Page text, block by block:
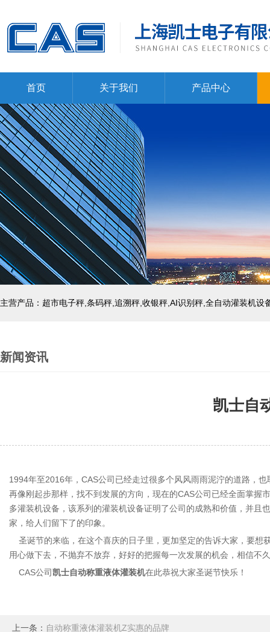
首页 关于我们 产品中心
主营产品：超市电子秤,条码秤,追溯秤,收银秤,AI识别秤,全自动灌装机设
新闻资讯
凯士自
1994年至2016年，CAS公司已经走过很多个风风雨雨泥泞的道路，
再像刚起步那样，找不到发展的方向，现在的CAS公司已经全面掌握
多灌装机设备，该系列的灌装机设备证明了公司的成熟和价值，并
家，给人们留下了的印象。
圣诞节的来临，在这个喜庆的日子里，更加坚定的告诉大家，要想
用心做下去，不抛弃不放弃，好好的把握每一次发展的机会，相信不
CAS公司凯士自动称重液体灌装机在此恭祝大家圣诞节快乐！
上一条： 自动称重液体灌装机Z实惠的品牌